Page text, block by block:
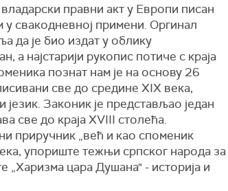
правни акт у Европи писан
свакодневној примени. Оргинал
да је био издат у облику
а најстарији рукопис потиче с краја
познат нам је на основу 26
све до средине XIX века,
Законик је представљао један
све до краја XVIII столећа.
приручник „већ и као споменик
упориште тежњи српског народа за
цара Душана" - историја и